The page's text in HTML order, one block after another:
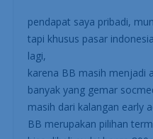
pendapat saya pribadi,
tapi khusus pasar
lagi,
karena BB masih menjadi
banyak yang gemar
masih dari kalangan early
BB merupakan pilihan